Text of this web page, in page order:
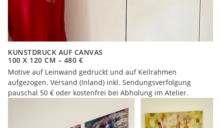
KUNSTDRUCK AUF CANVAS
100 X 120 CM – 480 €
Motive auf Leinwand gedruckt und auf Keilrahmen
aufgezogen. Versand (Inland) inkl. Sendungsverfolgung
pauschal 50 € oder kostenfrei bei Abholung im Atelier.